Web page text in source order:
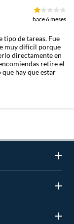
hace 6 meses
tipo de tareas. Fue
muy difícil porque
directamente en
retire el
hay que estar